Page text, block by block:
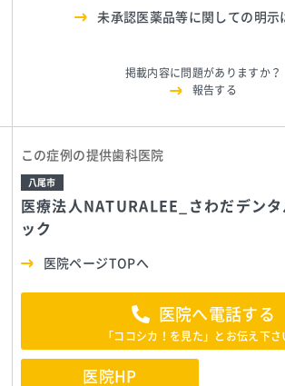
未承認医薬品等に関しての明示
掲載内容に問題がありますか？
報告する
この症例の提供歯科医院
医療法人NATURALEE_さわだデンタ
ック
八尾市
医院ページTOPへ
医院へ電話する
「ココシカ！を見た」とお伝え下さ
医院HP